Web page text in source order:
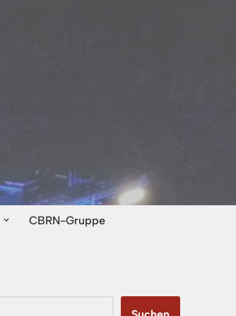
CBRN-Gruppe